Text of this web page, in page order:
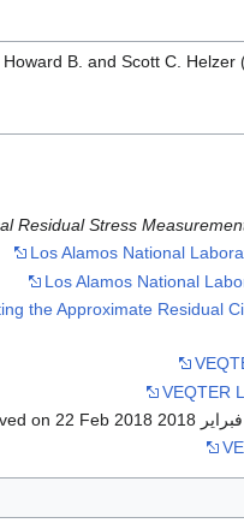
Howard B. and Scott C. Helzer
Residual Stress
Los Alamos National
Los Alamos National
the Approximate Residual
VEQTER
on 22 Feb 2018